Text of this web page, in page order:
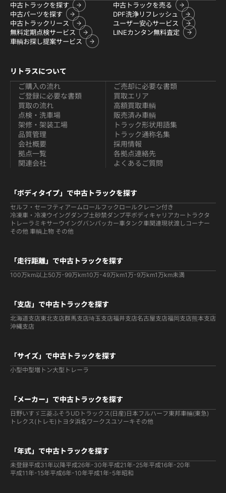
中古トラックを探す
中古トラックを売る
中古パーツを探す
DPF洗浄リフレッシュ
中古トラックリース
ユーザー安心サービス
無料定期点検サービス
LINEカンタン無料査定
車輌お探し提案サービス
リトラスについて
ご購入の流れ
ご登録に必要な書類
買取の流れ
ご売却に必要な書類
買取エリア
高額買取車輌
点検・洗車場
架修・架装工場
品質管理
販売済み車輌
トラック形状用語集
トラック通称名集
会社概要
拠点一覧
関連会社
採用情報
各拠点連絡先
よくあるご質問
「ボディタイプ」で中古トラックを探す
セルフ・セーフティ アームロールフックロールクレーン付き
冷凍車・冷凍ウイングダンプ土砂禁ダンプ平ボディ キャリアカー トラクタ
トレーラ ミキサーウイングバンパッカー車タンク車関連現状渡しコーナー
その他 車輌 上物 その他
「走行距離」で中古トラックを探す
100万km以上50万-99万km10万-49万km1万-9万km1万km未満
「支店」で中古トラックを探す
北海道支店東北支店群馬支店埼玉支店福井支店名古屋支店福岡支店熊本支店
沖縄支店
「サイズ」で中古トラックを探す
小型中型増トン大型 トレーラ
「メーカー」で中古トラックを探す
日野いすゞ 三菱ふそう UDトラックス(日産) 日本フルハーフ 東邦車輛(東急)
トレクス(トレモ) トヨタ浜名ワークス ユソーキその他
「年式」で中古トラックを探す
未登録平成31年以降平成26年-30年平成21年-25年平成16年-20年
平成11年-15年平成6年-10年平成1年-5年昭和